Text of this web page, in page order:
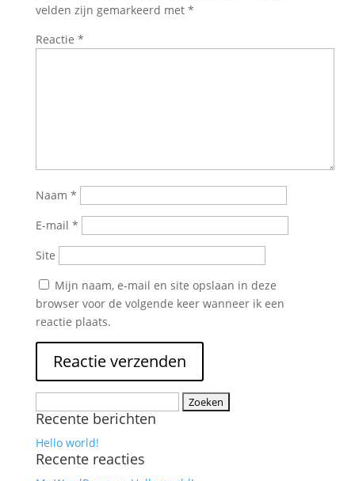
velden zijn gemarkeerd met *
Reactie *
Naam *
E-mail *
Site
Mijn naam, e-mail en site opslaan in deze
browser voor de volgende keer wanneer ik een
reactie plaats.
naar:
Recente berichten
Hello world!
Recente reacties